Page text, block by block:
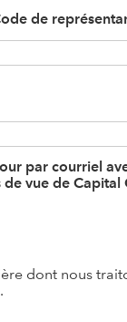
de
par courriel
vue de Capital
dont nous
.